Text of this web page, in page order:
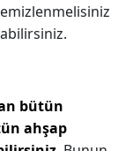
bütün
ahşap